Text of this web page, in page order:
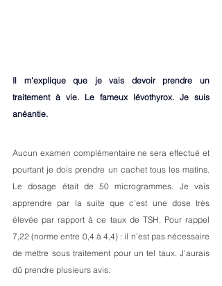
Il m'explique que je vais devoir prendre un
traitement à vie. Le fameux lévothyrox. Je suis
anéantie.
Aucun examen complémentaire ne sera effectué et
pourtant je dois prendre un cachet tous les matins.
Le dosage était de 50 microgrammes. Je vais
apprendre par la suite que c’est une dose très
élevée par rapport à ce taux de TSH. Pour rappel
7,22 (norme entre 0,4 à 4,4) : il n’est pas nécessaire
de mettre sous traitement pour un tel taux. J’aurais
dû prendre plusieurs avis.